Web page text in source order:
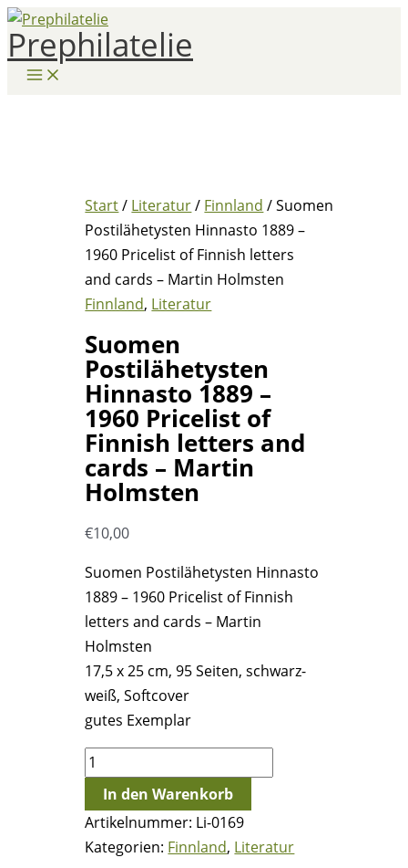
Zum
Inhalt
springen
Prephilatelie
Start/ Literatur/ Finnland / Suomen
Postilähetysten Hinnasto 1889 –
1960 Pricelist of Finnish letters
and cards – Martin Holmsten
Finnland, Literatur
Suomen
Postilähetysten
Hinnasto 1889 –
1960 Pricelist of
Finnish letters and
cards – Martin
Holmsten
€10,00
Suomen Postilähetysten Hinnasto
1889 – 1960 Pricelist of Finnish
letters and cards – Martin
Holmsten
17,5 x 25 cm, 95 Seiten, schwarz-
weiß, Softcover
gutes Exemplar
Suomen
Postilähetysten
Hinnasto
1889
–
In den Warenkorb
Artikelnummer: Li-0169
Kategorien: Finnland, Literatur